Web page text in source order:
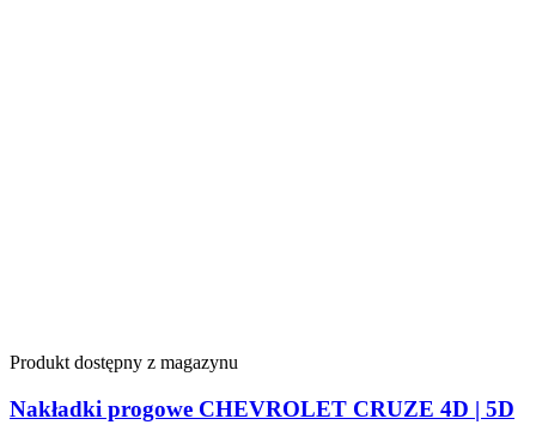
Produkt dostępny z magazynu
Nakładki progowe CHEVROLET CRUZE 4D | 5D